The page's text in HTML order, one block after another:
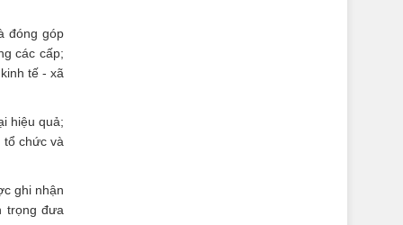
đóng góp
các cấp;
tế - xã
hiệu quả;
tổ chức và
ghi nhận
trọng đưa